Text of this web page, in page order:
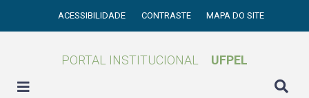
ACESSIBILIDADE CONTRASTE MAPA DO SITE
PORTAL INSTITUCIONAL UFPEL